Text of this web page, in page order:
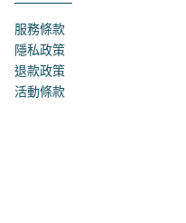
服務條款
隱私政策
退款政策
活動條款